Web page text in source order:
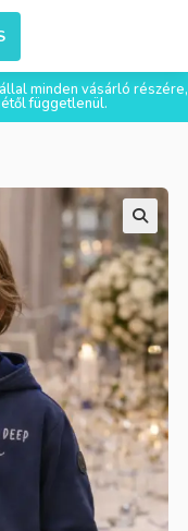
minden vásárló részére,
függetlenül.